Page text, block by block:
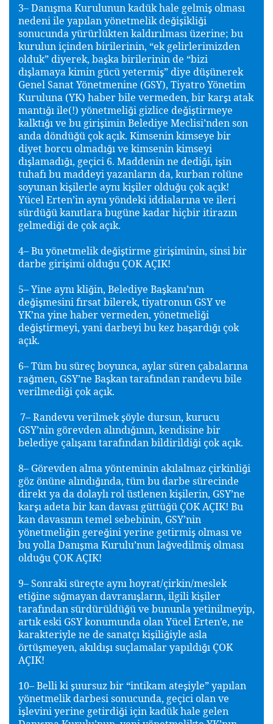
3– Danışma Kurulunun kadük hale gelmiş olması
nedeni ile yapılan yönetmelik değişikliği
sonucunda yürürlükten kaldırılması üzerine; bu
kurulun içinden birilerinin, “ek gelirlerimizden
olduk” diyerek, başka birilerinin de “bizi
dışlamaya kimin gücü yetermiş” diye düşünerek
Genel Sanat Yönetmenine (GSY), Tiyatro Yönetim
Kuruluna (YK) haber bile vermeden, bir karşı atak
mantığı ile(!) yönetmeliği gizlice değiştirmeye
kalktığı ve bu girişimin Belediye Meclisi’nden son
anda döndüğü çok açık. Kimsenin kimseye bir
diyet borcu olmadığı ve kimsenin kimseyi
dışlamadığı, geçici 6. Maddenin ne dediği, işin
tuhafı bu maddeyi yazanların da, kurban rolüne
soyunan kişilerle aynı kişiler olduğu çok açık!
Yücel Erten’in aynı yöndeki iddialarına ve ileri
sürdüğü kanıtlara bugüne kadar hiçbir itirazın
gelmediği de çok açık.
4– Bu yönetmelik değiştirme girişiminin, sinsi bir
darbe girişimi olduğu ÇOK AÇIK!
5– Yine aynı kliğin, Belediye Başkanı’nın
değişmesini fırsat bilerek, tiyatronun GSY ve
YK’na yine haber vermeden, yönetmeliği
değiştirmeyi, yani darbeyi bu kez başardığı çok
açık.
6– Tüm bu süreç boyunca, aylar süren çabalarına
rağmen, GSY’ne Başkan tarafından randevu bile
verilmediği çok açık.
7– Randevu verilmekşöyle dursun, kurucu
GSY’nin görevden alındığının, kendisine bir
belediye çalışanı tarafından bildirildiği çok açık.
8– Görevden alma yönteminin akılalmaz çirkinliği
göz önüne alındığında, tüm bu darbe sürecinde
direkt ya da dolaylı rol üstlenen kişilerin, GSY’ne
karşı adeta bir kan davası güttüğü ÇOK AÇIK! Bu
kan davasının temel sebebinin, GSY’nin
yönetmeliğin gereğini yerine getirmiş olması ve
bu yolla Danışma Kurulu’nun lağvedilmiş olması
olduğu ÇOK AÇIK!
9– Sonraki süreçte aynı hoyrat/çirkin/meslek
etiğine sığmayan davranışların, ilgili kişiler
tarafından sürdürüldüğü ve bununla yetinilmeyip,
artık eski GSY konumunda olan Yücel Erten’e, ne
karakteriyle ne de sanatçı kişiliğiyle asla
örtüşmeyen, akıldışı suçlamalar yapıldığı ÇOK
AÇIK!
10– Belli ki şuursuz bir “intikam ateşiyle” yapılan
yönetmelik darbesi sonucunda, geçici olan ve
işlevini yerine getirdiği için kadük hale gelen